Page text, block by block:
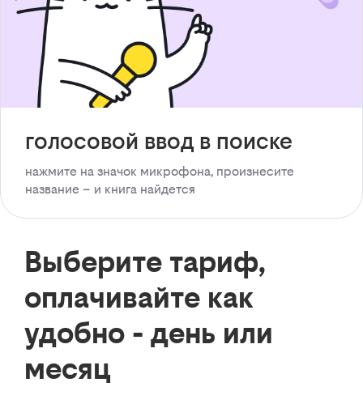
голосовой ввод в поиске
нажмите на значок микрофона, произнесите
название – и книга найдется
Выберите тариф,
оплачивайте как
удобно - день или
месяц